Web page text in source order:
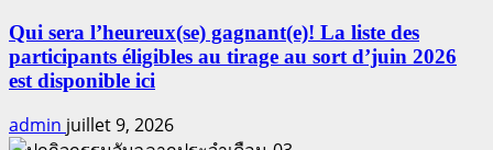
Qui sera l’heureux(se) gagnant(e)! La liste des
participants éligibles au tirage au sort d’juin 2026
est disponible ici
admin juillet 9, 2026